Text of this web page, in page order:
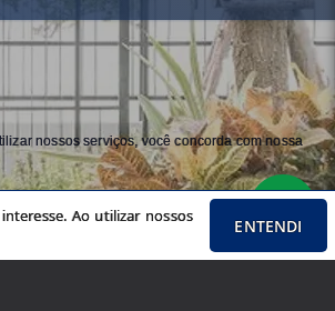
nossos serviços, você concorda com nossa
Ao utilizar nossos
ENTENDI